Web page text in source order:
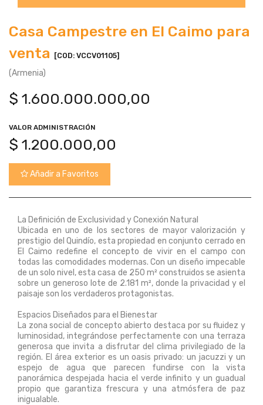
Casa Campestre en El Caimo para
venta [COD: VCCV01105]
(Armenia)
$ 1.600.000.000,00
VALOR ADMINISTRACIÓN
$ 1.200.000,00
Añadir a Favoritos
La Definición de Exclusividad y Conexión Natural
Ubicada en uno de los sectores de mayor valorización y
prestigio del Quindío, esta propiedad en conjunto cerrado en
El Caimo redefine el concepto de vivir en el campo con
todas las comodidades modernas. Con un diseño impecable
de un solo nivel, esta casa de 250 m² construidos se asienta
sobre un generoso lote de 2.181 m², donde la privacidad y el
paisaje son los verdaderos protagonistas.
Espacios Diseñados para el Bienestar
La zona social de concepto abierto destaca por su fluidez y
luminosidad, integrándose perfectamente con una terraza
generosa que invita a disfrutar del clima privilegiado de la
región. El área exterior es un oasis privado: un jacuzzi y un
espejo de agua que parecen fundirse con la vista
panorámica despejada hacia el verde infinito y un guadual
propio que garantiza frescura y una atmósfera de paz
inigualable.